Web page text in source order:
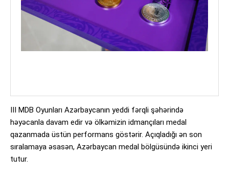
III MDB Oyunları Azərbaycanın yeddi fərqli şəhərində
həyəcanla davam edir və ölkəmizin idmançıları medal
qazanmada üstün performans göstərir. Açıqladığı ən son
sıralamaya əsasən, Azərbaycan medal bölgüsündə ikinci yeri
tutur.